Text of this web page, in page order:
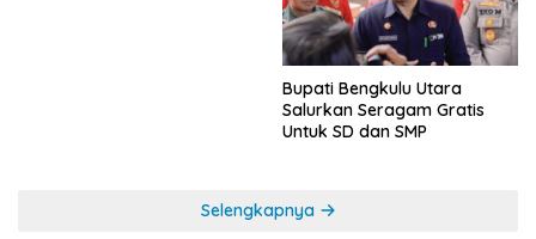
Bupati Bengkulu Utara
Salurkan Seragam Gratis
Untuk SD dan SMP
Selengkapnya